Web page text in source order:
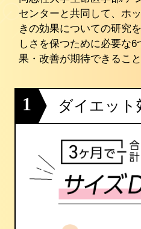
センターと共同して、ホ
きの効果についての研究
しさを保つために必要な
果・改善が期待できるこ
1 ダイエット